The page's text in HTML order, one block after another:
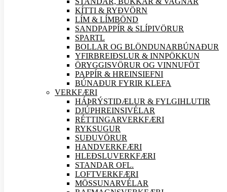
KÍTTI & RYÐVÖRN
LÍM & LÍMBÖND
SANDPAPPÍR & SLÍPIVÖRUR
SPARTL
BOLLAR OG BLÖNDUNARBÚNAÐUR
YFIRBREIÐSLUR & INNPÖKKUN
ÖRYGGISVÖRUR OG VINNUFÖT
PAPPÍR & HREINSIEFNI
BÚNAÐUR FYRIR KLEFA
VERKFÆRI
HÁÞRÝSTIDÆLUR & FYLGIHLUTIR
DJÚPHREINSIVÉLAR
RÉTTINGARVERKFÆRI
RYKSUGUR
SUÐUVÖRUR
HANDVERKFÆRI
HLEÐSLUVERKFÆRI
STANDAR OFL.
LOFTVERKFÆRI
MÖSSUNARVÉLAR